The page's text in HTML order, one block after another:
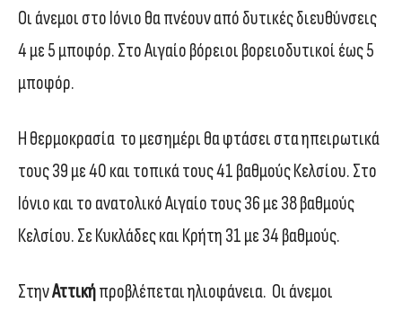
Οι άνεμοι στο Ιόνιο θα πνέουν από δυτικές διευθύνσεις
4 με 5 μποφόρ. Στο Αιγαίο βόρειοι βορειοδυτικοί έως 5
μποφόρ.
Η θερμοκρασία το μεσημέρι θα φτάσει στα ηπειρωτικά
τους 39 με 40 και τοπικά τους 41 βαθμούς Κελσίου. Στο
Ιόνιο και το ανατολικό Αιγαίο τους 36 με 38 βαθμούς
Κελσίου. Σε Κυκλάδες και Κρήτη 31 με 34 βαθμούς.
ΣτηνΑττικήπροβλέπεται ηλιοφάνεια. Οι άνεμοι